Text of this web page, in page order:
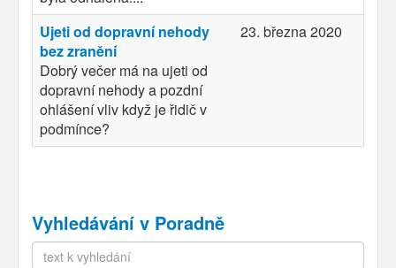
Ujeti od dopravní nehody
bez zranění
Dobrý večer má na ujeti od
dopravní nehody a pozdní
ohlášení vliv když je řidič v
podmínce?
23. března 2020
Vyhledávání v Poradně